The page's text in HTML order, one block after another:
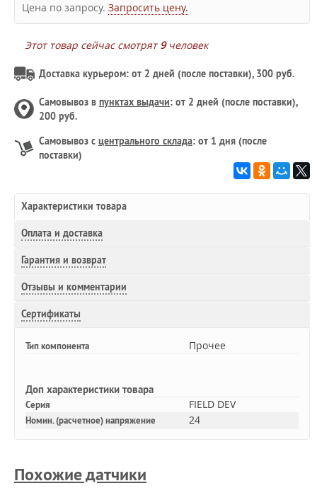
Цена по запросу. Запросить цену.
Этот товар сейчас смотрят 9человек
Доставка курьером: от 2 дней (после поставки), 300 руб.
Самовывоз в пунктах выдачи: от 2 дней (после поставки),
200 руб.
Самовывоз с центрального склада: от 1 дня (после
поставки)
Характеристики товара
Оплата и доставка
Гарантия и возврат
Отзывы и комментарии
Сертификаты
Тип компонента Прочее
Доп характеристики товара
Серия FIELD DEV
Номин. (расчетное) напряжение 24
Похожие датчики